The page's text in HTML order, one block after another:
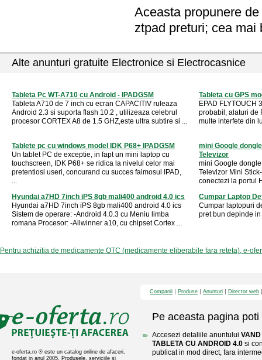
Aceasta propunere
ztpad preturi; cea mai
Alte anunturi gratuite Electronice si Electrocasnice
Tableta Pc WT-A710 cu Android - IPADGSM
Tableta A710 de 7 inch cu ecran CAPACITIV ruleaza
Android 2.3 si suporta flash 10.2 , utilizeaza celebrul
procesor CORTEX A8 de 1.5 GHZ,este ultra subtire si ...
Tableta cu GPS
EPAD FLYTOUCH
probabil, alaturi de
multe interfete din
Tablete pc cu windows model IDK P68+ IPADGSM
Un tablet PC de exceptie, in fapt un mini laptop cu
touchscreen, IDK P68+ se ridica la nivelul celor mai
pretentiosi useri, concurand cu succes faimosul IPAD,
...
mini Google
Televizor
mini Google
Televizor Mini
conectezi la portul
Hyundai a7HD 7inch iPS 8gb mali400 android 4.0 ics
Hyundai a7HD 7inch iPS 8gb mali400 android 4.0 ics
Sistem de operare: -Android 4.0.3 cu Meniu limba
romana Procesor: -Allwinner a10, cu chipset Cortex ...
Cumpar Laptop
Cumpar laptopuri
pret bun depinde
Pentru achizitia de medicamente OTC (medicamente eliberabile fara reteta), e-
e-oferta.ro ® este un catalog online de afaceri,
fondat in anul 2005. Produsele, serviciile si
Companii Produse Anunturi Director web
Pe aceasta pagina poti
Accesezi detaliile anuntului
TABLETA CU ANDROID 4.0 si
publicat in mod direct, fara